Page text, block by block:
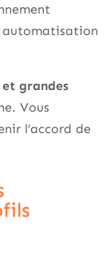
automatisation
et grandes
Vous
l’accord de